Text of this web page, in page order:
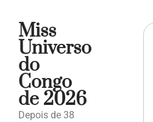
Miss
Universo
do
Congo
de 2026
Depois de 38